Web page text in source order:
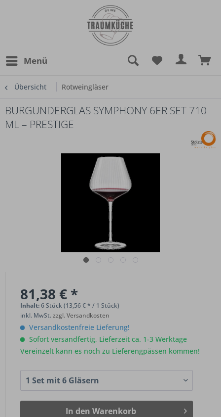
Menü
Übersicht Rotweingläser
BURGUNDERGLAS SYMPHONY 6ER SET 710
ML – PRESTIGE
81,38 € *
Inhalt:6 Stück (13,56 € * / 1 Stück)
inkl. MwSt.zzgl. Versandkosten
Versandkostenfreie Lieferung!
Sofort versandfertig, Lieferzeit ca. 1-3 Werktage
Vereinzelt kann es noch zu Lieferengpässen kommen!
In den Warenkorb